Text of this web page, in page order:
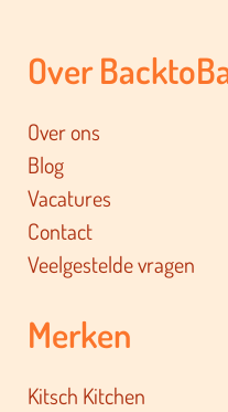
Over
Over ons
Blog
Vacatures
Contact
Veelgestelde vragen
Merken
Kitsch Kitchen